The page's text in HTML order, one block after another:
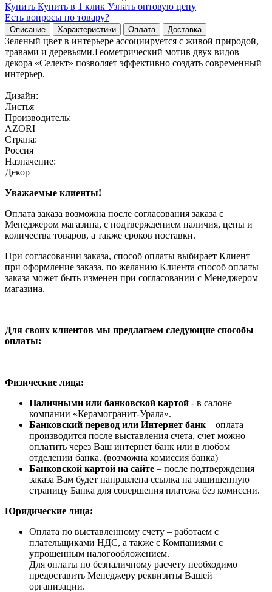
Купить Купить в 1 клик Узнать оптовую цену
Есть вопросы по товару?
Описание Характеристики Оплата Доставка
Зеленый цвет в интерьере ассоциируется с живой природой,
травами и деревьями.Геометрический мотив двух видов
декора «Селект» позволяет эффективно создать современный
интерьер.
Дизайн:
Листья
Производитель:
AZORI
Страна:
Россия
Назначение:
Декор
Уважаемые клиенты!
Оплата заказа возможна после согласования заказа с
Менеджером магазина, с подтверждением наличия, цены и
количества товаров, а также сроков поставки.
При согласовании заказа, способ оплаты выбирает Клиент
при оформление заказа, по желанию Клиента способ оплаты
заказа может быть изменен при согласовании с Менеджером
магазина.
Для своих клиентов мы предлагаем следующие способы
оплаты:
Физические лица:
Наличными или банковской картой - в салоне
компании «Керамогранит-Урала».
Банковский перевод или Интернет банк – оплата
производится после выставления счета, счет можно
оплатить через Ваш интернет банк или в любом
отделении банка. (возможна комиссия банка)
Банковской картой на сайте – после подтверждения
заказа Вам будет направлена ссылка на защищенную
страницу Банка для совершения платежа без комиссии.
Юридические лица:
Оплата по выставленному счету – работаем с
плательщиками НДС, а также с Компаниями с
упрощенным налогообложением.
Для оплаты по безналичному расчету необходимо
предоставить Менеджеру реквизиты Вашей
организации.